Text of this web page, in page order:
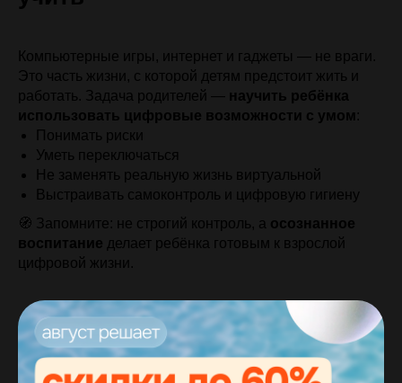
Компьютерные игры, интернет и гаджеты — не враги.
Это часть жизни, с которой детям предстоит жить и
работать. Задача родителей — научить ребёнка
использовать цифровые возможности с умом :
Понимать риски
Уметь переключаться
Не заменять реальную жизнь виртуальной
Выстраивать самоконтроль и цифровую гигиену
🧭 Запомните: не строгий контроль, а осознанное
воспитание делает ребёнка готовым к взрослой
цифровой жизни.